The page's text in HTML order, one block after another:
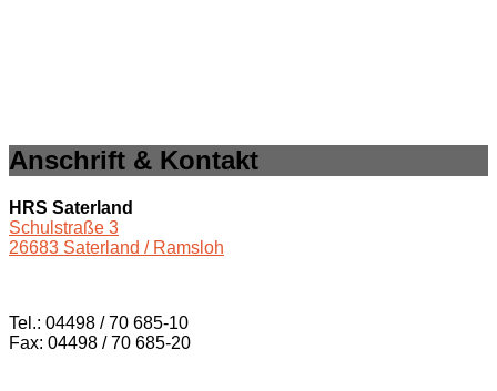
Anschrift & Kontakt
HRS Saterland
Schulstraße 3
26683 Saterland / Ramsloh
Tel.: 04498 / 70 685-10
Fax: 04498 / 70 685-20